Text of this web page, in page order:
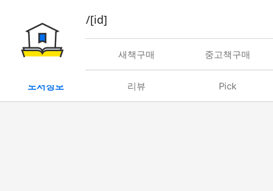
book/rent/[id]
대여 새책구매 중고책구매
도서정보 리뷰 Pick